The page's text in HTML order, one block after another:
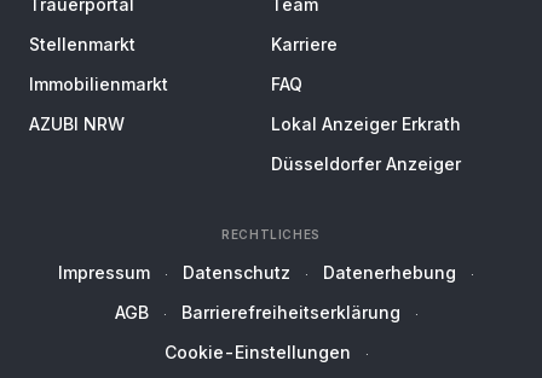
Trauerportal
Stellenmarkt
Immobilienmarkt
AZUBI NRW
Team
Karriere
FAQ
Lokal Anzeiger Erkrath
Düsseldorfer Anzeiger
RECHTLICHES
Impressum Datenschutz
Datenerhebung
AGB
Barrierefreiheitserklärung
Cookie-Einstellungen